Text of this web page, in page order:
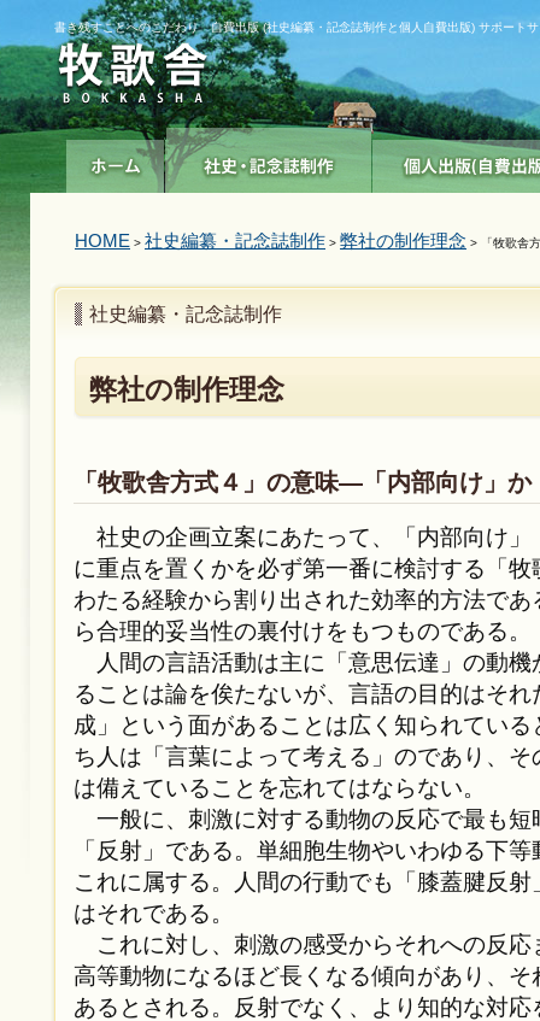
書き残すことへのこだわり 自費出版 (社史編纂・記念誌制作と個人自費出版) サポート
HOME > 社史編纂・記念誌制作 > 弊社の制作理念 > 「牧歌舎
社史編纂・記念誌制作
弊社の制作理念
「牧歌舎方式４」の意味—「内部向け」
社史の企画立案にあたって、「内部向け」
に重点を置くかを必ず第一番に検討する「
わたる経験から割り出された効率的方法で
ら合理的妥当性の裏付けをもつものである。
人間の言語活動は主に「意思伝達」の動機
ることは論を俟たないが、言語の目的はそ
成」という面があることは広く知られてい
ち人は「言葉によって考える」のであり、
は備えていることを忘れてはならない。
一般に、刺激に対する動物の反応で最も短
「反射」である。単細胞生物やいわゆる下
これに属する。人間の行動でも「膝蓋腱反
はそれである。
これに対し、刺激の感受からそれへの反応
高等動物になるほど長くなる傾向があり、
あるとされる。反射でなく、より知的な対